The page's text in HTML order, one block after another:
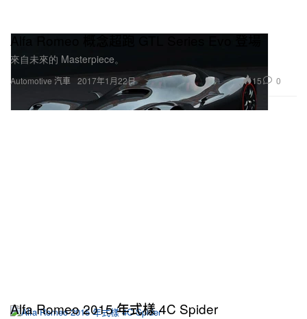
Automotive 汽車
Alfa Romeo 概念超跑 GTL Series Evo 登場
來自未來的 Masterpiece。
2017年1月22日 15 0
Alfa Romeo 2015 年式樣 4C Spider